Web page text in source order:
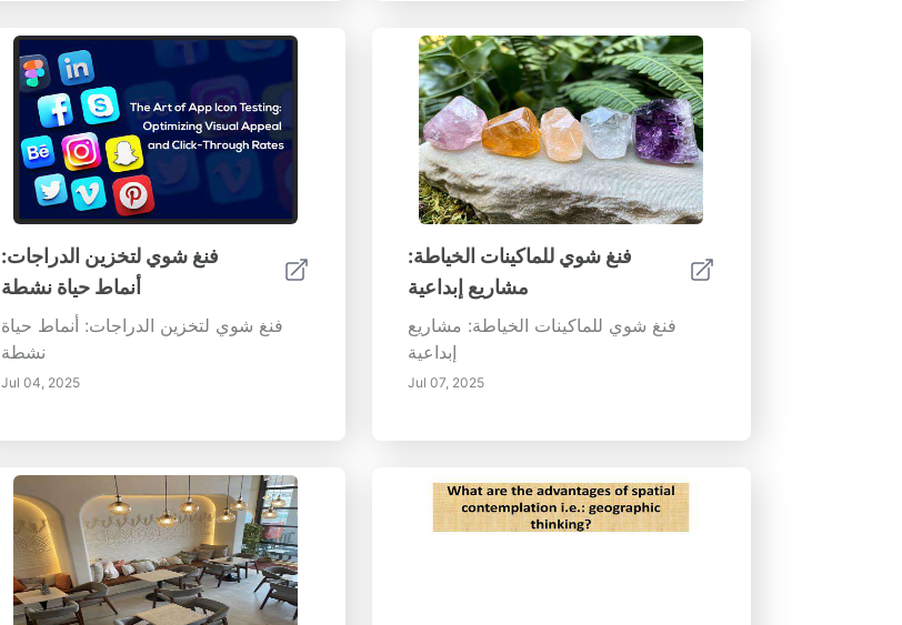
فنغ شوي لتخزين الدراجات:
أنماط حياة نشطة
فنغ شوي لتخزين الدراجات: أنماط حياة
نشطة
Jul 04, 2025
فنغ شوي للماكينات الخياطة:
مشاريع إبداعية
فنغ شوي للماكينات الخياطة: مشاريع
إبداعية
Jul 07, 2025